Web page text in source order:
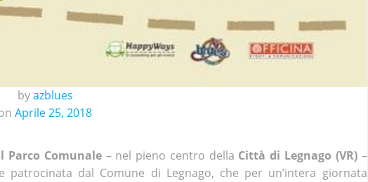
byazblues
Aprile 25, 2018
Parco Comunale– nel pieno centro della Città di Legnago (VR)–
patrocinata dal Comune di Legnago, che per un’intera giornata